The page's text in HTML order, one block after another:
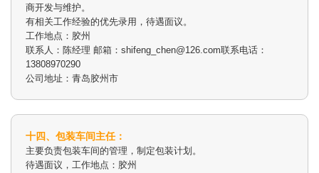
商开发与维护。
有相关工作经验的优先录用，待遇面议。
工作地点：胶州
联系人：陈经理 邮箱：shifeng_chen@126.com联系电话：
13808970290
公司地址：青岛胶州市
十四、包装车间主任：
主要负责包装车间的管理，制定包装计划。
待遇面议，工作地点：胶州